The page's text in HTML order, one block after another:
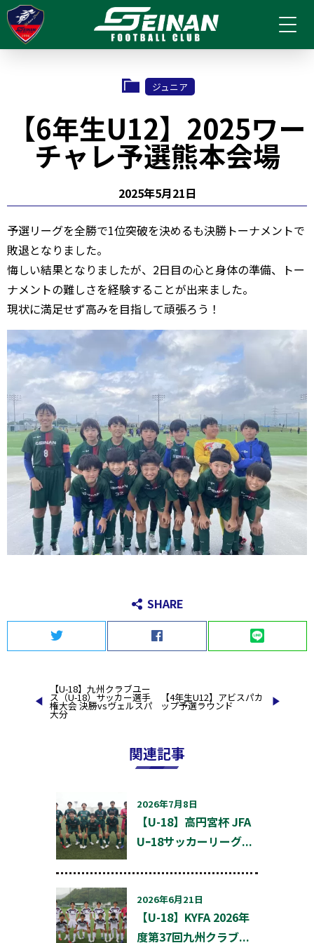
ジュニア
【6年生U12】2025ワー
チャレ予選熊本会場
2025年5月21日
予選リーグを全勝で1位突破を決めるも決勝トーナメントで
敗退となりました。
悔しい結果となりましたが、2日目の心と身体の準備、トー
ナメントの難しさを経験することが出来ました。
現状に満足せず高みを目指して頑張ろう！
SHARE
Twitter
LINE
【U-18】九州クラブユー
ス（U-18）サッカー選手
権大会 決勝vsヴェルスパ
大分
【4年生U12】アビスパカ
ップ予選ラウンド
関連記事
2026年7月8日
【U-18】高円宮杯 JFA
Uｰ18サッカーリーグ...
2026年6月21日
【U-18】KYFA 2026年
度第37回九州クラブ...